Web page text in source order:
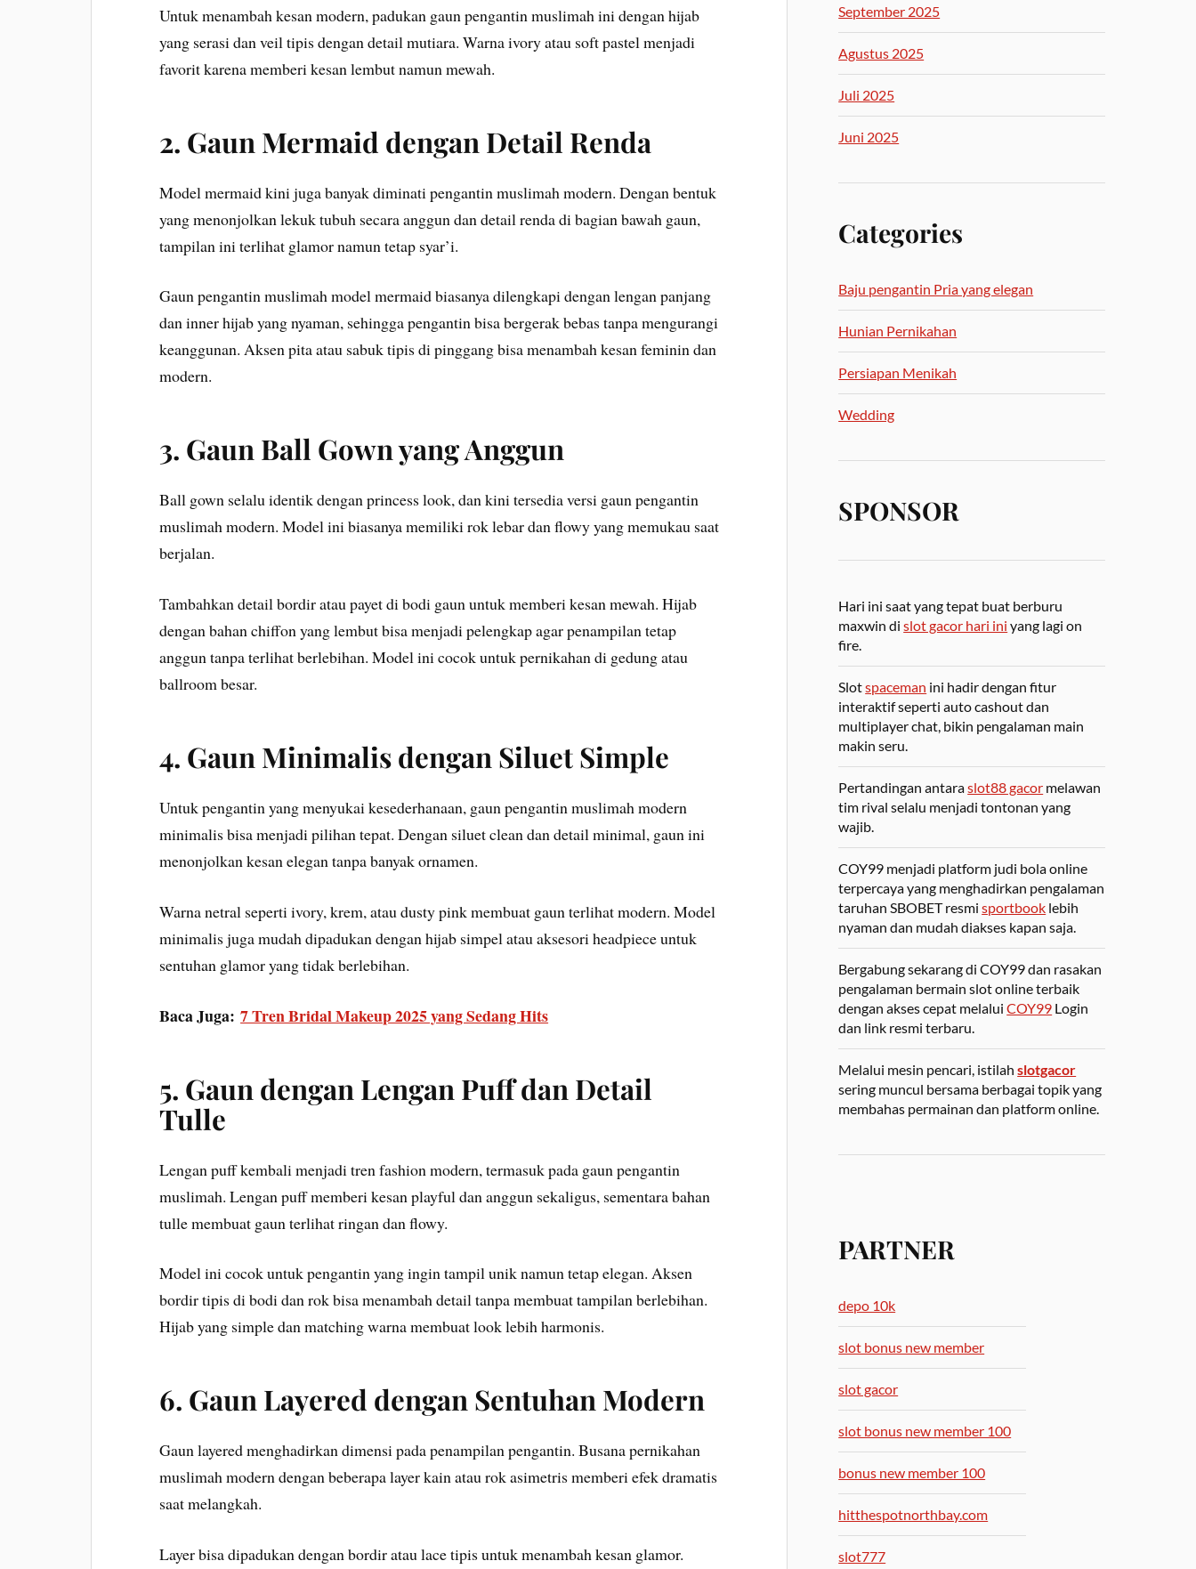
Untuk menambah kesan modern, padukan gaun pengantin muslimah ini dengan hijab
yang serasi dan veil tipis dengan detail mutiara. Warna ivory atau soft pastel menjadi
favorit karena memberi kesan lembut namun mewah.
2. Gaun Mermaid dengan Detail Renda
Model mermaid kini juga banyak diminati pengantin muslimah modern. Dengan bentuk
yang menonjolkan lekuk tubuh secara anggun dan detail renda di bagian bawah gaun,
tampilan ini terlihat glamor namun tetap syar’i.
Gaun pengantin muslimah model mermaid biasanya dilengkapi dengan lengan panjang
dan inner hijab yang nyaman, sehingga pengantin bisa bergerak bebas tanpa mengurangi
keanggunan. Aksen pita atau sabuk tipis di pinggang bisa menambah kesan feminin dan
modern.
3. Gaun Ball Gown yang Anggun
Ball gown selalu identik dengan princess look, dan kini tersedia versi gaun pengantin
muslimah modern. Model ini biasanya memiliki rok lebar dan flowy yang memukau saat
berjalan.
Tambahkan detail bordir atau payet di bodi gaun untuk memberi kesan mewah. Hijab
dengan bahan chiffon yang lembut bisa menjadi pelengkap agar penampilan tetap
anggun tanpa terlihat berlebihan. Model ini cocok untuk pernikahan di gedung atau
ballroom besar.
4. Gaun Minimalis dengan Siluet Simple
Untuk pengantin yang menyukai kesederhanaan, gaun pengantin muslimah modern
minimalis bisa menjadi pilihan tepat. Dengan siluet clean dan detail minimal, gaun ini
menonjolkan kesan elegan tanpa banyak ornamen.
Warna netral seperti ivory, krem, atau dusty pink membuat gaun terlihat modern. Model
minimalis juga mudah dipadukan dengan hijab simpel atau aksesori headpiece untuk
sentuhan glamor yang tidak berlebihan.
Baca Juga:7 Tren Bridal Makeup 2025 yang Sedang Hits
5. Gaun dengan Lengan Puff dan Detail
Tulle
Lengan puff kembali menjadi tren fashion modern, termasuk pada gaun pengantin
muslimah. Lengan puff memberi kesan playful dan anggun sekaligus, sementara bahan
tulle membuat gaun terlihat ringan dan flowy.
Model ini cocok untuk pengantin yang ingin tampil unik namun tetap elegan. Aksen
bordir tipis di bodi dan rok bisa menambah detail tanpa membuat tampilan berlebihan.
Hijab yang simple dan matching warna membuat look lebih harmonis.
6. Gaun Layered dengan Sentuhan Modern
Gaun layered menghadirkan dimensi pada penampilan pengantin. Busana pernikahan
muslimah modern dengan beberapa layer kain atau rok asimetris memberi efek dramatis
saat melangkah.
Layer bisa dipadukan dengan bordir atau lace tipis untuk menambah kesan glamor.
September 2025
Agustus 2025
Juli 2025
Juni 2025
Categories
Baju pengantin Pria yang elegan
Hunian Pernikahan
Persiapan Menikah
Wedding
SPONSOR
Hari ini saat yang tepat buat berburu
maxwin dislot gacor hari ini yang lagi on
fire.
Slotspaceman ini hadir dengan fitur
interaktif seperti auto cashout dan
multiplayer chat, bikin pengalaman main
makin seru.
Pertandingan antaraslot88 gacor melawan
tim rival selalu menjadi tontonan yang
wajib.
COY99 menjadi platform judi bola online
terpercaya yang menghadirkan pengalaman
taruhan SBOBET resmisportbook lebih
nyaman dan mudah diakses kapan saja.
Bergabung sekarang di COY99 dan rasakan
pengalaman bermain slot online terbaik
dengan akses cepat melaluiCOY99 Login
dan link resmi terbaru.
Melalui mesin pencari, istilahslotgacor
sering muncul bersama berbagai topik yang
membahas permainan dan platform online.
PARTNER
depo 10k
slot bonus new member
slot gacor
slot bonus new member 100
bonus new member 100
hitthespotnorthbay.com
slot777